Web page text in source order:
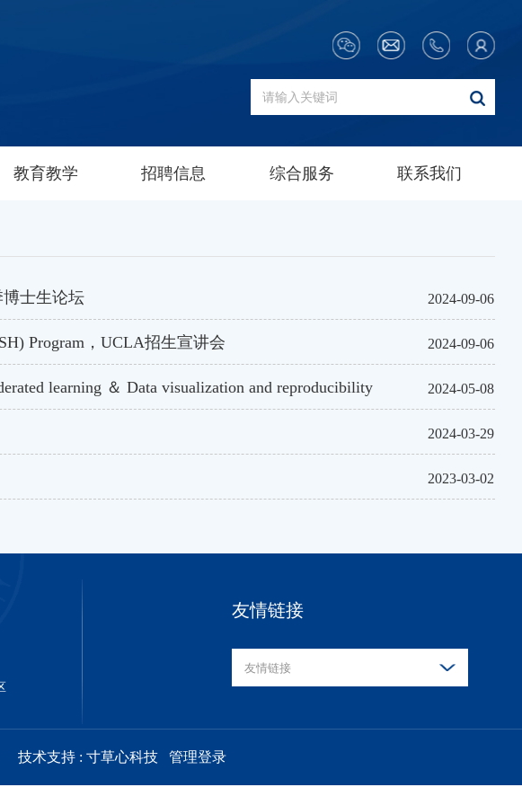
教育教学 招聘信息 综合服务 联系我们
2024-09-06
士生论坛
2024-09-06
Program，UCLA招生宣讲会
2024-05-08
learning ＆ Data visualization and reproducibility
2024-03-29
2023-03-02
友情链接
友情链接
技术支持 : 寸草心科技 管理登录